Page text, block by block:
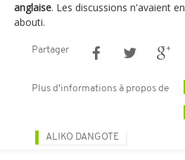
anglaise. Les discussions n'avaient
abouti.
Partager
Plus d'informations à propos de
ALIKO DANGOTE